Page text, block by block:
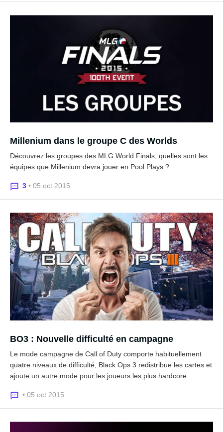
Millenium dans le groupe C des Worlds
Découvrez les groupes des MLG World Finals, quelles sont les
équipes que Millenium devra jouer en Pool Plays ?
3 • 05 oct 2015
BO3 : Nouvelle difficulté en campagne
Le mode campagne de Call of Duty comporte habituellement
quatre niveaux de difficulté, Black Ops 3 redistribue les cartes et
ajoute un autre mode pour les joueurs les plus hardcore.
• 05 oct 2015